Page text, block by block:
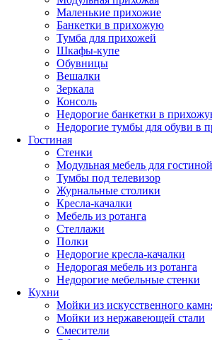
Маленькие прихожие
Банкетки в прихожую
Тумба для прихожей
Шкафы-купе
Обувницы
Вешалки
Зеркала
Консоль
Недорогие банкетки в
Недорогие тумбы для обуви в
Гостиная
Стенки
Модульная мебель для гостиной
Тумбы под телевизор
Журнальные столики
Кресла-качалки
Мебель из ротанга
Стеллажи
Полки
Недорогие кресла-качалки
Недорогая мебель из ротанга
Недорогие мебельные стенки
Кухни
Мойки из искусственного
Мойки из нержавеющей стали
Смесители